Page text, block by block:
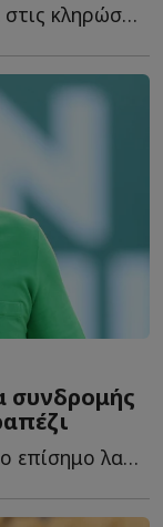
Το ενδιαφέρον στρέφεται σήμερα στις κληρώσεις των pl...
συνδρομής
Το Σπορ FM TV ετοιμάζεται για το επίσημο λανσάρισμά του, μ...